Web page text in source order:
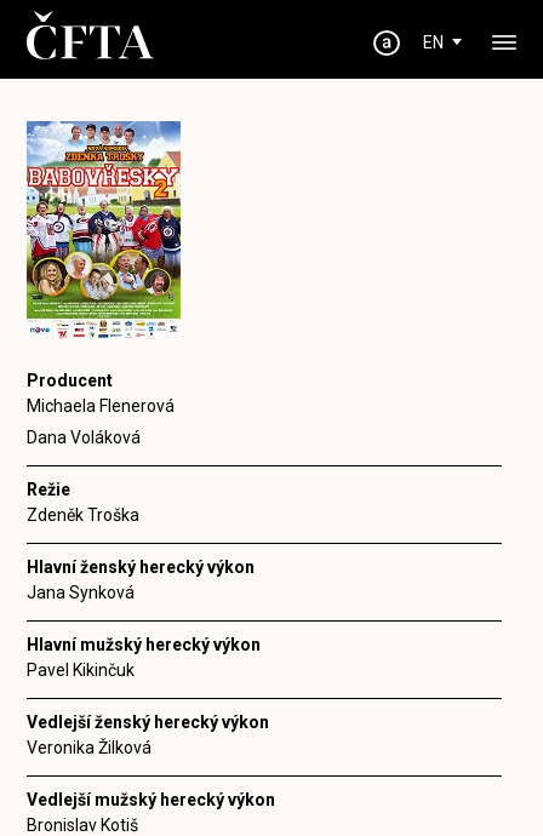
EN
Producent
Michaela Flenerová
Dana Voláková
Režie
Zdeněk Troška
Hlavní ženský herecký výkon
Jana Synková
Hlavní mužský herecký výkon
Pavel Kikinčuk
Vedlejší ženský herecký výkon
Veronika Žilková
Vedlejší mužský herecký výkon
Bronislav Kotiš